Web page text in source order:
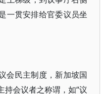
贯安排给官委议员坐
会民主制度，新加坡国
持会议者之称谓，如“议